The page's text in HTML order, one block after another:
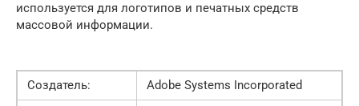
используется для логотипов и печатных средств
массовой информации.
Создатель:
Adobe Systems Incorporated